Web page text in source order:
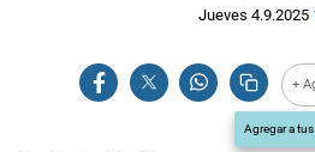
Jueves 4.9.2025
+
Agregar a